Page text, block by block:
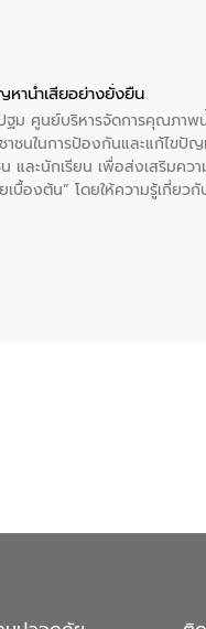
หาน้ำเสียอย่างยั่งยืน
ม ศูนย์บริหารจัดการคุณภาพ
ชนในการป้องกันและแก้ไขปั
ละนักเรียน เพื่อส่งเสริมควา
บื้องต้น” โดยให้ความรู้เกี่ยวกั
รัวเรือน ณ เทศบาลตำบลบาง